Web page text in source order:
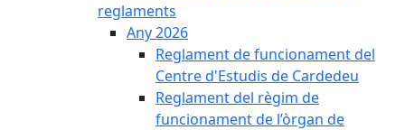
reglaments
Any 2026
Reglament de funcionament del
Centre d'Estudis de Cardedeu
Reglament del règim de
funcionament de l’òrgan de